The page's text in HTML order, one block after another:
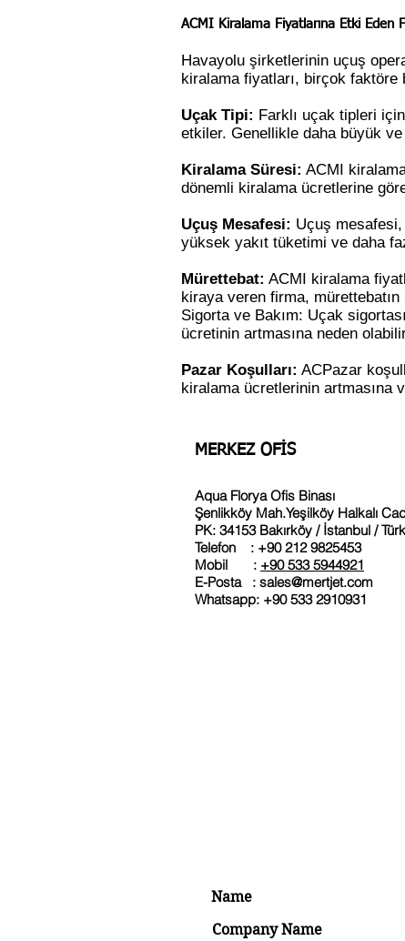
ACMI Kiralama Fiyatlarına Etki Eden
Havayolu şirketlerinin uçuş
kiralama fiyatları, birçok faktöre
Uçak Tipi: Farklı uçak tipleri
etkiler. Genellikle daha büyük
Kiralama Süresi: ACMI
dönemli kiralama ücretlerine
Uçuş Mesafesi: Uçuş
yüksek yakıt tüketimi ve daha
Mürettebat: ACMI kiralama
kiraya veren firma,
Sigorta ve Bakım: Uçak
ücretinin artmasına neden
Pazar Koşulları: ACPazar
kiralama ücretlerinin artmasına
MERKEZ OFİS
Aqua Florya Ofis Binası
Şenlikköy Mah.Yeşilköy Halkalı
PK: 34153 Bakırköy / İstanbul /
Telefon : +90 212 9825453
Mobil : +90 533 5944921
E-Posta : sales@mertjet.com
Whatsapp: +90 533 2910931